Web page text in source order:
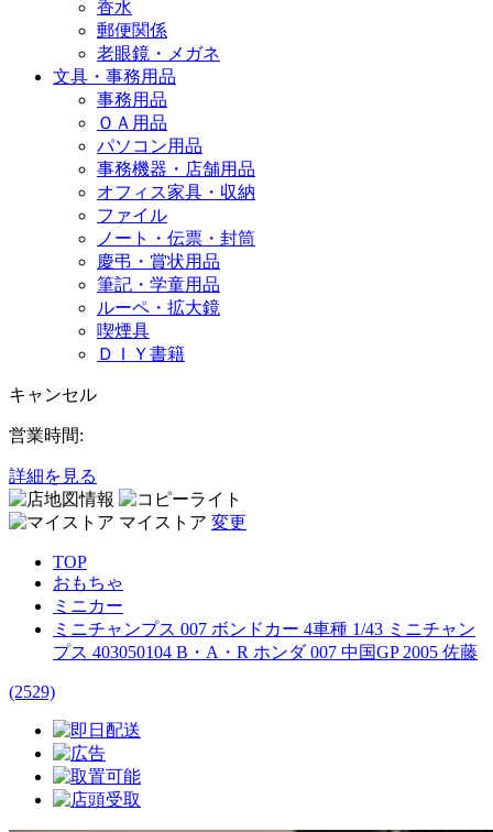
香水
郵便関係
老眼鏡・メガネ
文具・事務用品
事務用品
ＯＡ用品
パソコン用品
事務機器・店舗用品
オフィス家具・収納
ファイル
ノート・伝票・封筒
慶弔・賞状用品
筆記・学童用品
ルーペ・拡大鏡
喫煙具
ＤＩＹ書籍
キャンセル
営業時間:
詳細を見る
マイストア 変更
TOP
おもちゃ
ミニカー
ミニチャンプス 007 ボンドカー 4車種 1/43 ミニチャン
プス 403050104 B・A・R ホンダ 007 中国GP 2005 佐藤
(2529)